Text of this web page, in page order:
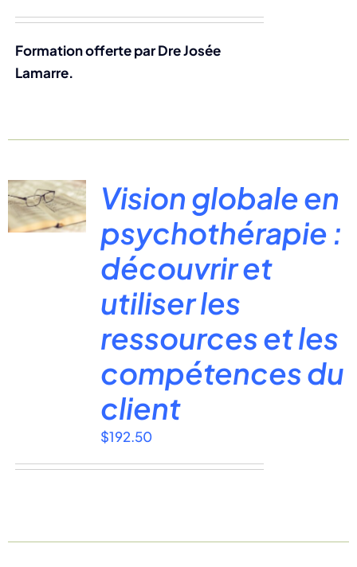
Formation offerte par Dre Josée
Lamarre.
Vision globale en
psychothérapie :
découvrir et
utiliser les
ressources et les
compétences du
client
$192.50